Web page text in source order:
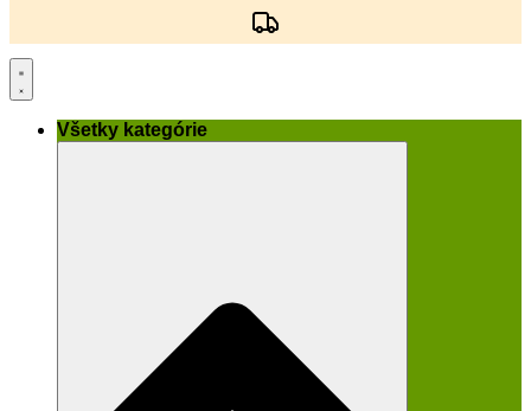
Všetky kategórie